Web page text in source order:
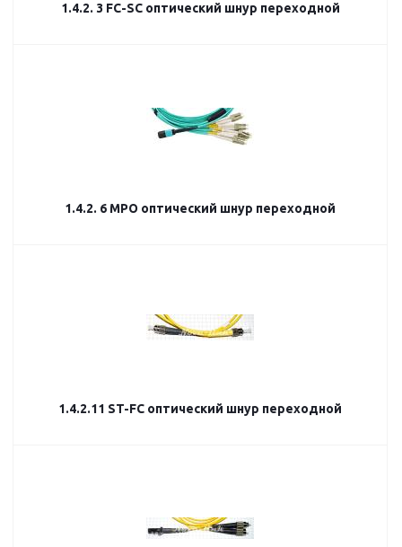
1.4.2. 3 FC-SC оптический шнур переходной
1.4.2. 6 MPO оптический шнур переходной
1.4.2.11 ST-FC оптический шнур переходной